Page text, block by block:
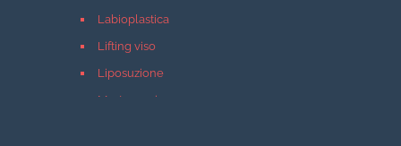
Labioplastica
Lifting viso
Liposuzione
Mastopessi